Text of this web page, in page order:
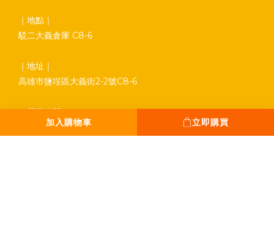
加入購物車 立即購買
｜地點｜
駁二大義倉庫 C8-6
｜地址｜
高雄市鹽埕區大義街2-2號C8-6
｜營業時間｜
平日 13:00 - 18:00